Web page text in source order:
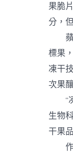
果脆
分，
蘋
標果
凍干
次果
“凍
生物
干果
作